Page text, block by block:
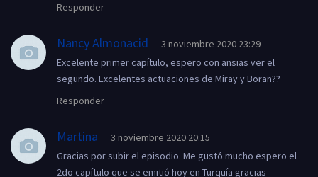
Responder
Nancy Almonacid
3 noviembre 2020 23:29
Excelente primer capítulo, espero con ansias ver el
segundo. Excelentes actuaciones de Miray y Boran??
Responder
Martina
3 noviembre 2020 20:15
Gracias por subir el episodio. Me gustó mucho espero el
2do capítulo que se emitió hoy en Turquía gracias